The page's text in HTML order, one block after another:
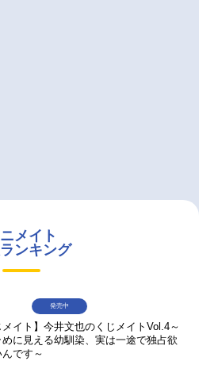
メイト
ンキング
メイト】今井文也のくじメイトVol.4～
に見える幼馴染、実は一途で独占欲
です～
発売中